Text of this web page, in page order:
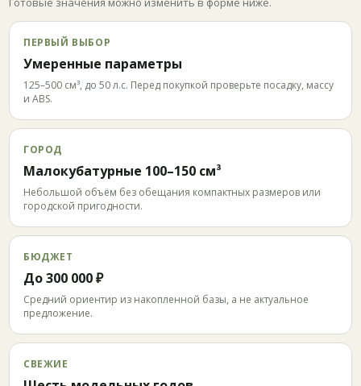
ПЕРВЫЙ ВЫБОР
Умеренные параметры
125–500 см³, до 50 л.с. Перед покупкой проверьте посадку, массу
и ABS.
ГОРОД
Малокубатурные 100–150 см³
Небольшой объём без обещания компактных размеров или
городской пригодности.
БЮДЖЕТ
До 300 000 ₽
Средний ориентир из накопленной базы, а не актуальное
предложение.
СВЕЖИЕ